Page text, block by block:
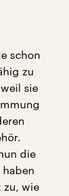
schon
zu
sie
die
zu, wie